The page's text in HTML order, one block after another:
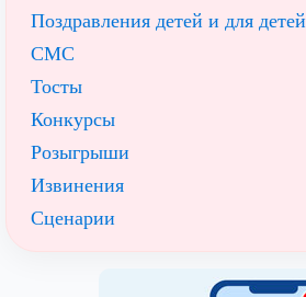
Поздравления детей и для детей
СМС
Тосты
Конкурсы
Розыгрыши
Извинения
Сценарии